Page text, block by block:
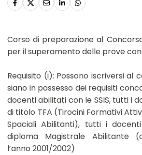
Corso di preparazione al
per il superamento delle prove
Requisito (i): Possono iscriversi al
siano in possesso dei requisiti
docenti abilitati con le SSIS, tutti i
di titolo TFA (Tirocini Formativi
Spaciali Abilitanti), tutti i
diploma Magistrale Abilitante
l’anno 2001/2002)